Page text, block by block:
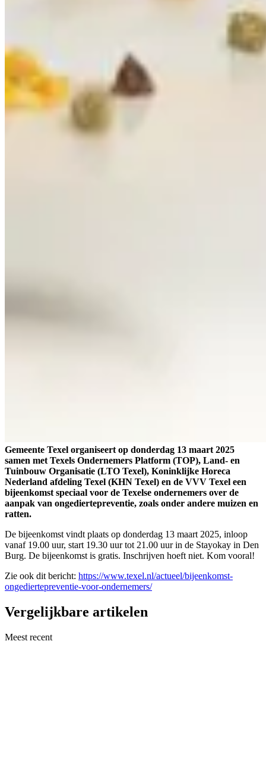
Gemeente Texel organiseert op donderdag 13 maart 2025
samen met Texels Ondernemers Platform (TOP), Land- en
Tuinbouw Organisatie (LTO Texel), Koninklijke Horeca
Nederland afdeling Texel (KHN Texel) en de VVV Texel een
bijeenkomst speciaal voor de Texelse ondernemers over de
aanpak van ongediertepreventie, zoals onder andere muizen en
ratten.
De bijeenkomst vindt plaats op donderdag 13 maart 2025, inloop
vanaf 19.00 uur, start 19.30 uur tot 21.00 uur in de Stayokay in Den
Burg. De bijeenkomst is gratis. Inschrijven hoeft niet. Kom vooral!
Zie ook dit bericht: https://www.texel.nl/actueel/bijeenkomst-
ongediertepreventie-voor-ondernemers/
Vergelijkbare artikelen
Meest recent